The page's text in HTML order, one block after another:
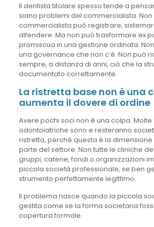
Il dentista titolare spesso tende a
siano problemi del commercialista. Non
commercialista può registrare,
difendere. Ma non può trasformare ex
promiscua in una gestione ordinata.
una governance che non c’è. Non può
sempre, a distanza di anni, ciò che la
documentato correttamente.
La ristretta base non è una
aumenta il dovere di ordine
Avere pochi soci non è una colpa. Molte
odontoiatriche sono e resteranno
ristretta, perché questa è la
parte del settore. Non tutte le cliniche
gruppi, catene, fondi o organizzazioni
piccola società professionale, se ben
strumento perfettamente legittimo.
Il problema nasce quando la piccola
gestita come se la forma societaria
copertura formale.